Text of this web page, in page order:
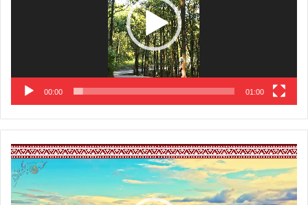
00:00 01:00
Video
Player